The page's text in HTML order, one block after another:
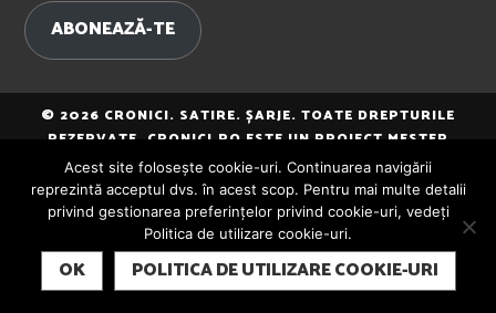
mail
ABONEAZĂ-TE
© 2026 CRONICI. SATIRE. ȘARJE. TOATE DREPTURILE
REZERVATE. CRONICI.RO ESTE UN PROIECT MESTER
MEDIA.
SUBSCRIBE
Acest site folosește cookie-uri. Continuarea navigării
reprezintă acceptul dvs. în acest scop. Pentru mai multe detalii
privind gestionarea preferințelor privind cookie-uri, vedeți
Politica de utilizare cookie-uri.
OK POLITICA DE UTILIZARE COOKIE-URI